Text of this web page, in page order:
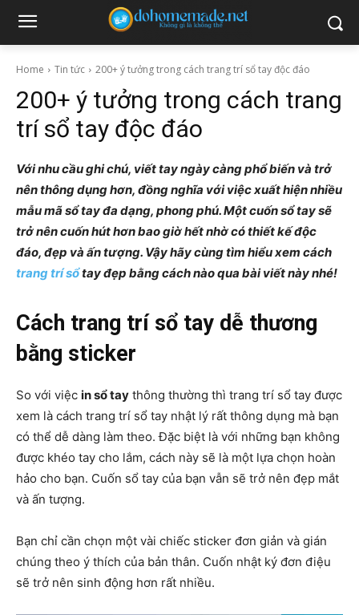
Home Tin tức 200+ ý tưởng trong cách trang trí sổ tay độc đáo
200+ ý tưởng trong cách trang
trí sổ tay độc đáo
Với nhu cầu ghi chú, viết tay ngày càng phổ biến và trở
nên thông dụng hơn, đồng nghĩa với việc xuất hiện nhiều
mẫu mã sổ tay đa dạng, phong phú. Một cuốn sổ tay sẽ
trở nên cuốn hút hơn bao giờ hết nhờ có thiết kế độc
đáo, đẹp và ấn tượng. Vậy hãy cùng tìm hiểu xem cách
trang trí sổtay đẹp bằng cách nào qua bài viết này nhé!
Cách trang trí sổ tay dễ thương
bằng sticker
So với việc in sổ tay thông thường thì trang trí sổ tay được
xem là cách trang trí sổ tay nhật lý rất thông dụng mà bạn
có thể dễ dàng làm theo. Đặc biệt là với những bạn không
được khéo tay cho lắm, cách này sẽ là một lựa chọn hoàn
hảo cho bạn. Cuốn sổ tay của bạn vẫn sẽ trở nên đẹp mắt
và ấn tượng.
Bạn chỉ cần chọn một vài chiếc sticker đơn giản và gián
chúng theo ý thích của bản thân. Cuốn nhật ký đơn điệu
sẽ trở nên sinh động hơn rất nhiều.